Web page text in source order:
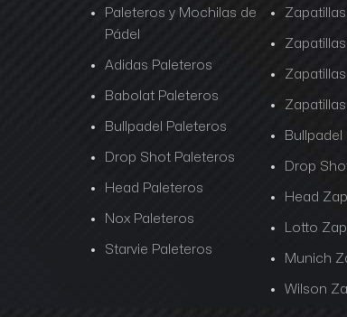
Paleteros y Mochilas de
Pádel
Adidas Paleteros
Babolat Paleteros
Bullpadel Paleteros
Drop Shot Paleteros
Head Paleteros
Nox Paleteros
Starvie Paleteros
Bullpadel
Drop
Head
Lotto
Munich
Wilson